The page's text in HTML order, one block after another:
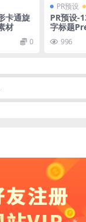
卡通旋
材
0
PR预设
PR预设-
字标题
996